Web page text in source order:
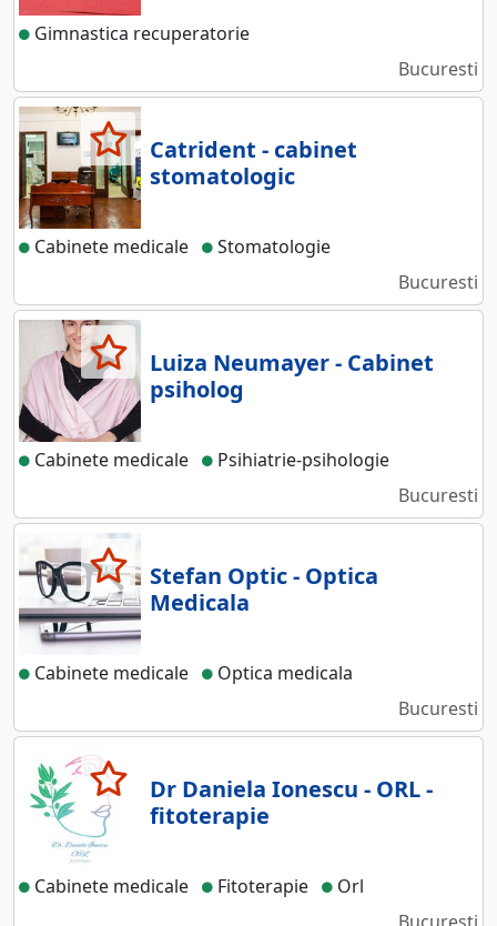
Gimnastica recuperatorie
Bucuresti
Catrident - cabinet
stomatologic
Cabinete medicale
Stomatologie
Bucuresti
Luiza Neumayer - Cabinet
psiholog
Cabinete medicale
Psihiatrie-psihologie
Bucuresti
Stefan Optic - Optica
Medicala
Cabinete medicale
Optica medicala
Bucuresti
Dr Daniela Ionescu - ORL -
fitoterapie
Cabinete medicale Fitoterapie
Orl